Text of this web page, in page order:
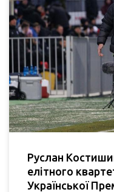
Руслан
елітного
Української